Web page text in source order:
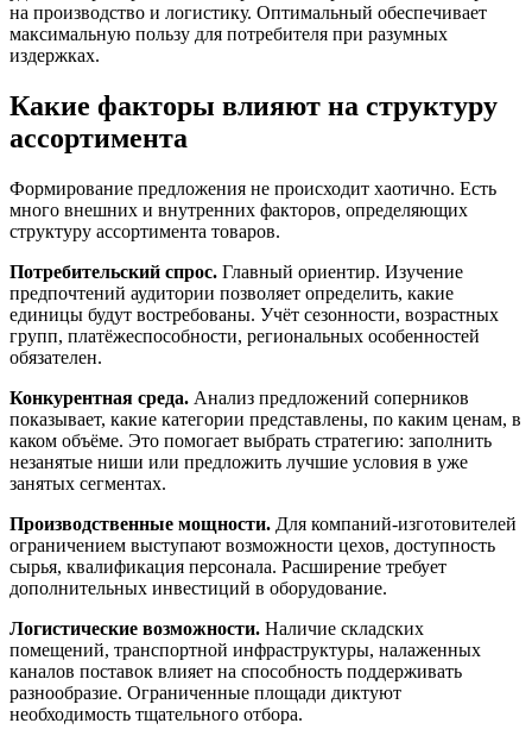
на производство и логистику. Оптимальный обеспечивает
максимальную пользу для потребителя при разумных
издержках.
Какие факторы влияют на структуру
ассортимента
Формирование предложения не происходит хаотично. Есть
много внешних и внутренних факторов, определяющих
структуру ассортимента товаров.
Потребительский спрос. Главный ориентир. Изучение
предпочтений аудитории позволяет определить, какие
единицы будут востребованы. Учёт сезонности, возрастных
групп, платёжеспособности, региональных особенностей
обязателен.
Конкурентная среда. Анализ предложений соперников
показывает, какие категории представлены, по каким ценам, в
каком объёме. Это помогает выбрать стратегию: заполнить
незанятые ниши или предложить лучшие условия в уже
занятых сегментах.
Производственные мощности. Для компаний-изготовителей
ограничением выступают возможности цехов, доступность
сырья, квалификация персонала. Расширение требует
дополнительных инвестиций в оборудование.
Логистические возможности. Наличие складских
помещений, транспортной инфраструктуры, налаженных
каналов поставок влияет на способность поддерживать
разнообразие. Ограниченные площади диктуют
необходимость тщательного отбора.